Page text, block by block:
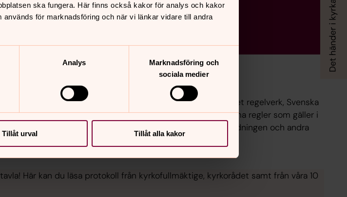
ska fungera. Här finns också kakor för analys och kakor
för marknadsföring och när vi länkar vidare till andra
Analys
Marknadsföring och
sociala medier
Tillåt urval Tillåt alla kakor
Kyrkoordningen
Kyrkoordningen är en central del i Svenska kyrkans eget regelverk, Svenska
kyrkans bestämmelser. Den förklarar vilka gemensamma regler som gäller i
kyrkan och hur beslut ska fattas. Här hittar du kyrkoordningen och andra
Svenska kyrkans bestämmelser i gällande lydelser.
Här kan du läsa protokoll från kyrkofullmäktige, kyrkorådet samt från våra 10